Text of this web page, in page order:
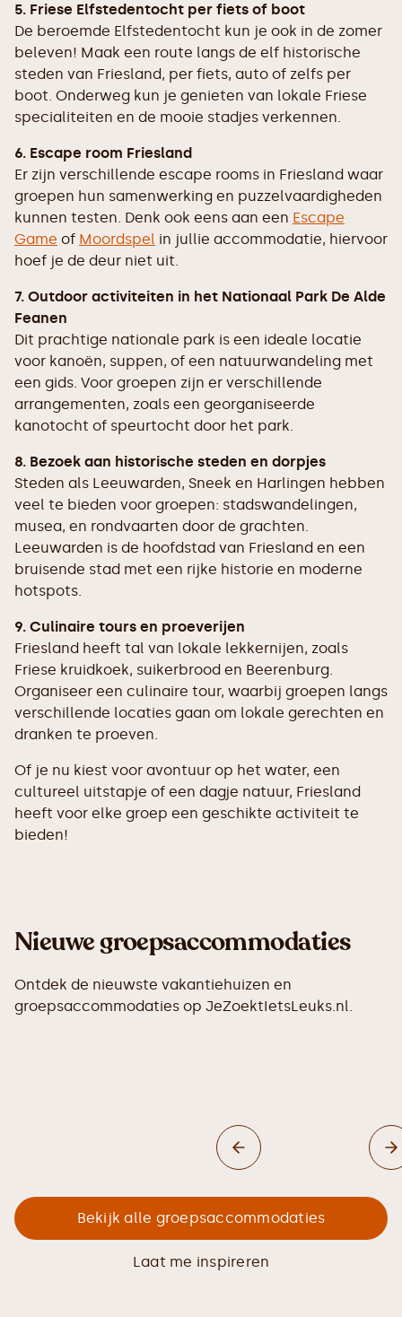
5. Friese Elfstedentocht per fiets of boot
De beroemde Elfstedentocht kun je ook in de zomer
beleven! Maak een route langs de elf historische
steden van Friesland, per fiets, auto of zelfs per
boot. Onderweg kun je genieten van lokale Friese
specialiteiten en de mooie stadjes verkennen.
6. Escape room Friesland
Er zijn verschillende escape rooms in Friesland waar
groepen hun samenwerking en puzzelvaardigheden
kunnen testen. Denk ook eens aan een Escape
Game of Moordspel in jullie accommodatie, hiervoor
hoef je de deur niet uit.
7. Outdoor activiteiten in het Nationaal Park De Alde
Feanen
Dit prachtige nationale park is een ideale locatie
voor kanoën, suppen, of een natuurwandeling met
een gids. Voor groepen zijn er verschillende
arrangementen, zoals een georganiseerde
kanotocht of speurtocht door het park.
8. Bezoek aan historische steden en dorpjes
Steden als Leeuwarden, Sneek en Harlingen hebben
veel te bieden voor groepen: stadswandelingen,
musea, en rondvaarten door de grachten.
Leeuwarden is de hoofdstad van Friesland en een
bruisende stad met een rijke historie en moderne
hotspots.
9. Culinaire tours en proeverijen
Friesland heeft tal van lokale lekkernijen, zoals
Friese kruidkoek, suikerbrood en Beerenburg.
Organiseer een culinaire tour, waarbij groepen langs
verschillende locaties gaan om lokale gerechten en
dranken te proeven.
Of je nu kiest voor avontuur op het water, een
cultureel uitstapje of een dagje natuur, Friesland
heeft voor elke groep een geschikte activiteit te
bieden!
Nieuwe groepsaccommodaties
Ontdek de nieuwste vakantiehuizen en
groepsaccommodaties op JeZoektIetsLeuks.nl.
Bekijk alle groepsaccommodaties
Laat me inspireren